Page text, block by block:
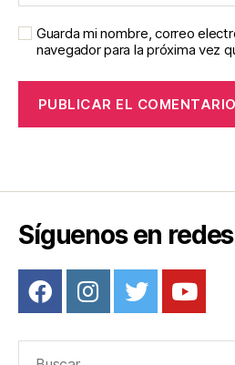
Guarda mi nombre, correo
navegador para la próxima vez
Síguenos en